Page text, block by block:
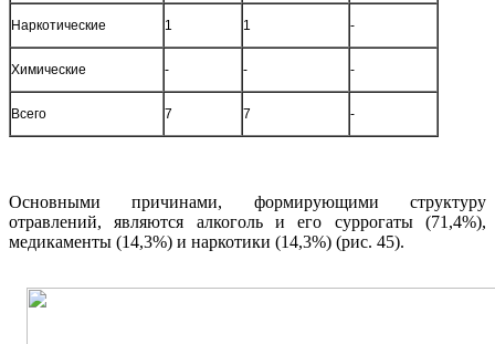
Наркотические 1 1 -
Химические - - -
Всего 7 7 -
Основными причинами, формирующими структуру
отравлений, являются алкоголь и его суррогаты (71,4%),
медикаменты (14,3%) и наркотики (14,3%) (рис. 45).